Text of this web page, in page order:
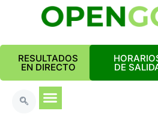
RESULTADOS
EN DIRECTO DE